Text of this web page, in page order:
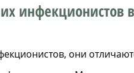
инфекционистов
они